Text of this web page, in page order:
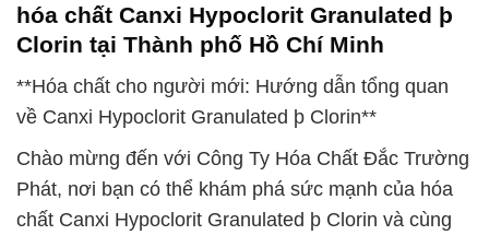
hóa chất Canxi Hypoclorit Granulated þ
Clorin tại Thành phố Hồ Chí Minh
**Hóa chất cho người mới: Hướng dẫn tổng quan
về Canxi Hypoclorit Granulated þ Clorin**
Chào mừng đến với Công Ty Hóa Chất Đắc Trường
Phát, nơi bạn có thể khám phá sức mạnh của hóa
chất Canxi Hypoclorit Granulated þ Clorin và cùng